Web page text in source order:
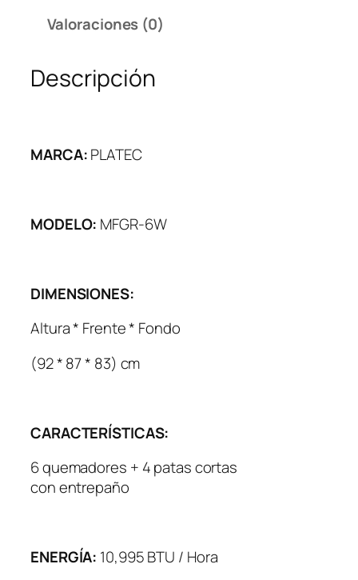
Valoraciones (0)
Descripción
MARCA:PLATEC
MODELO: MFGR-6W
DIMENSIONES:
Altura * Frente * Fondo
(92 * 87 * 83) cm
CARACTERÍSTICAS:
6 quemadores + 4 patas cortas
con entrepaño
ENERGÍA: 10,995 BTU / Hora